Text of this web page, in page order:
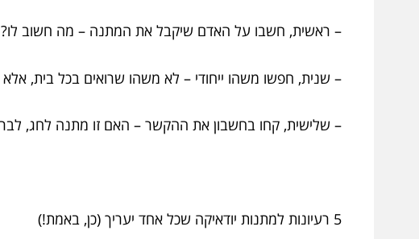
– ראשית, חשבו על האדם שיקבל את המתנה – מה חשוב לו?
– שנית, חפשו משהו ייחודי – לא משהו שרואים בכל בית,
– שלישית, קחו בחשבון את ההקשר – האם זו מתנה לחג,
5 רעיונות למתנות יודאיקה שכל אחד יעריך (כן, באמת!)